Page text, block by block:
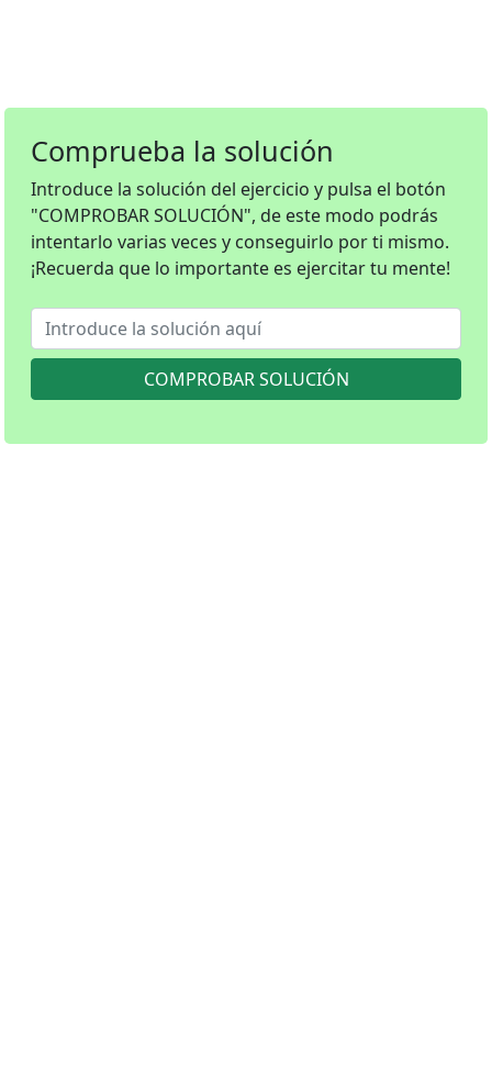
Comprueba la solución
Introduce la solución del ejercicio y pulsa el botón
"COMPROBAR SOLUCIÓN", de este modo podrás
intentarlo varias veces y conseguirlo por ti mismo.
¡Recuerda que lo importante es ejercitar tu mente!
COMPROBAR SOLUCIÓN